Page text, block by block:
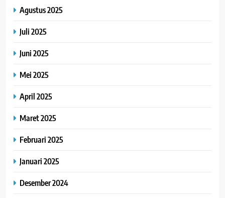
Agustus 2025
Juli 2025
Juni 2025
Mei 2025
April 2025
Maret 2025
Februari 2025
Januari 2025
Desember 2024